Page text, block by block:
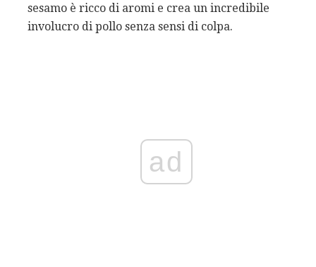
sesamo è ricco di aromi e crea un incredibile
involucro di pollo senza sensi di colpa.
ad